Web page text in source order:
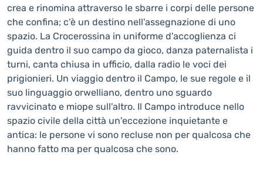
crea e rinomina attraverso le sbarre i corpi delle persone
che confina; c'è un destino nell'assegnazione di uno
spazio. La Crocerossina in uniforme d'accoglienza ci
guida dentro il suo campo da gioco, danza paternalista i
turni, canta chiusa in ufficio, dalla radio le voci dei
prigionieri. Un viaggio dentro il Campo, le sue regole e il
suo linguaggio orwelliano, dentro uno sguardo
ravvicinato e miope sull'altro. Il Campo introduce nello
spazio civile della città un'eccezione inquietante e
antica: le persone vi sono recluse non per qualcosa che
hanno fatto ma per qualcosa che sono.